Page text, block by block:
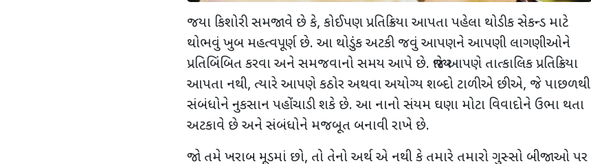
જયા કિશોરી સમજાવે છે કે, કોઈપણ પ્રતિક્રિયા આપતા પહેલા થોડીક સેકન્ડ માટે
થોભવું ખુબ મહત્વપૂર્ણ છે. આ થોડુંક અટકી જવું આપણને આપણી લાગણીઓને
પ્રતિબિંબિત કરવા અને સમજવાનો સમય આપે છે. જ્યારે આપણે તાત્કાલિક પ્રતિક્રિયા
આપતા નથી, ત્યારે આપણે કઠોર અથવા અયોગ્ય શબ્દો ટાળીએ છીએ, જે પાછળથી
સંબંધોને નુકસાન પહોંચાડી શકે છે. આ નાનો સંયમ ઘણા મોટા વિવાદોને ઉભા થતા
અટકાવે છે અને સંબંધોને મજબૂત બનાવી રાખે છે.
જો તમે ખરાબ મૂડમાં છો, તો તેનો અર્થ એ નથી કે તમારે તમારો ગુસ્સો બીજાઓ પર